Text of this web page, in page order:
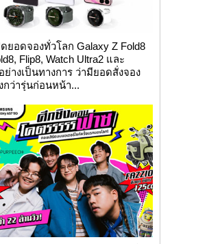
ยอดจองทั่วโลก Galaxy Z Fold8
Flip8, Watch Ultra2 และ
ย่างเป็นทางการ ว่ามียอดสั่งจอง
กว่ารุ่นก่อนหน้า...